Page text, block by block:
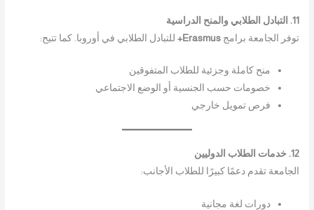
11. التبادل الطلابي والمنح الدراسية
توفر الجامعة برامجErasmus+ للتبادل الطلابي في أوروبا. كما تتيح:
منح كاملة وجزئية للطلاب المتفوقين
خصومات حسب الجنسية أو الوضع الاجتماعي
فرص تمويل خارجي
12. خدمات الطلاب الدوليين
الجامعة تقدم دعمًا كبيرًا للطلاب الأجانب:
دورات لغة مجانية